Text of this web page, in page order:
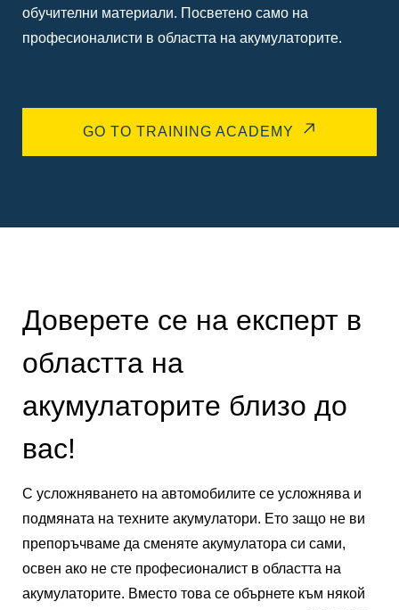
обучителни материали. Посветено само на
професионалисти в областта на акумулаторите.
GO TO TRAINING ACADEMY
Доверете се на експерт в
областта на
акумулаторите близо до
вас!
С усложняването на автомобилите се усложнява и
подмяната на техните акумулатори. Ето защо не ви
препоръчваме да сменяте акумулатора си сами,
освен ако не сте професионалист в областта на
акумулаторите. Вместо това се обърнете към някой